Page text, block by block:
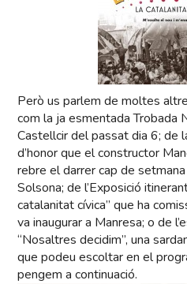
Però us parlem de moltes
com la ja esmentada Trobada
Castellcir del passat dia 6; de
d’honor que el constructor
rebre el darrer cap de
Solsona; de l’Exposició
catalanitat cívica” que ha
va inaugurar a Manresa; o de
“Nosaltres decidim”, una
que podeu escoltar en el
pengem a continuació.